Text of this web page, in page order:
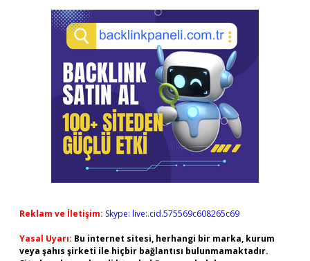
Reklam ve İletişim: Skype: live:.cid.575569c608265c69
Yasal Uyarı: Bu internet sitesi, herhangi bir marka, kurum
veya şahıs şirketi ile hiçbir bağlantısı bulunmamaktadır.